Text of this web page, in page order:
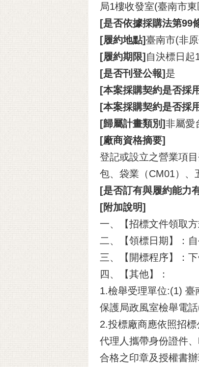
局1樓收發室(臺南市
[是否依據採購法第99
[履約地點]臺南市(非
[履約期限] 自決標日起
[是否刊登公報] 是
[本案採購契約是否採
[本案採購契約是否採
[歸屬計畫類別]非屬愛
[廠商資格摘要]
登記或設立之營業項
包、袋業（CM01）、
[是否訂有與履約能力
[附加說明]
一、【招標文件領取
二、【領標日期】：
三、【開標程序】：
四、【其他】：
1.檢舉受理單位:(1) 臺
保護局政風室檢舉電
2.投標廠商應依照招
代理人攜帶身份證件
合格之印章及授權書